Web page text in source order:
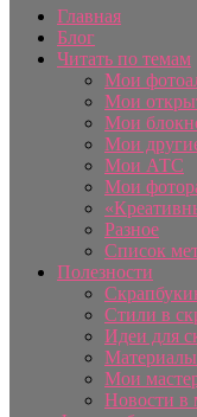
Главная
Блог
Читать по темам
Мои
Мои
Мои
Мои
Мои АТС
Мои
Разное
Список
Полезности
Стили в
Идеи для
Материалы
Мои
Новости в